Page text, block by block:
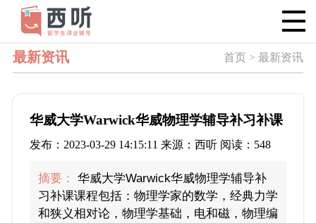
最新资讯 首页 > 最新资讯
华威大学Warwick华威物理学辅导补习补课
发布：2023-03-29 14:15:11 来源：西听 阅读：548
摘要：
华威大学Warwick华威物理学辅导补
习补课课程包括：物理学家的数学，经典力学
和狭义相对论，物理学基础，电和磁，物理编